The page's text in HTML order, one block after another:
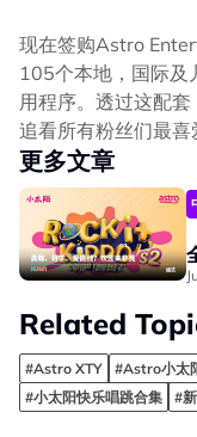
现在签购Astro
105个本地，国际及
用程序。透过这配
追看所有粉丝们最喜
更多文章
Related
#Astro XTY #Astro小太
#小太阳快乐唱跳合集
#